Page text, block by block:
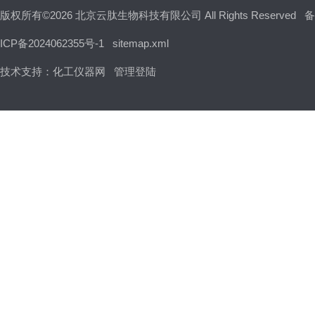
版权所有©2026 北京云肽生物科技有限公司 All Rights Reserved
ICP备2024062355号-1 sitemap.xml
技术支持： 化工仪器网 管理登陆